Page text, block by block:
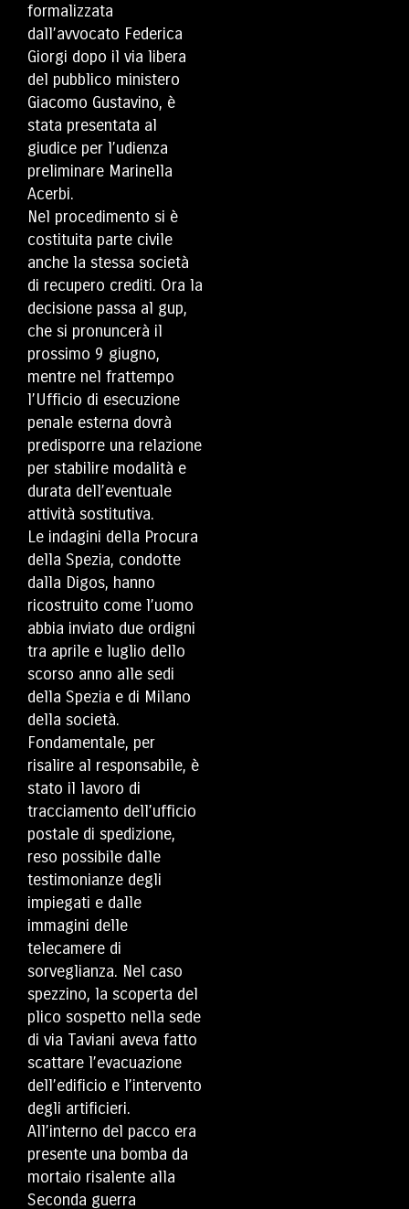
formalizzata
dall’avvocato Federica
Giorgi dopo il via libera
del pubblico ministero
Giacomo Gustavino, è
stata presentata al
giudice per l’udienza
preliminare Marinella
Acerbi.
Nel procedimento si è
costituita parte civile
anche la stessa società
di recupero crediti. Ora la
decisione passa al gup,
che si pronuncerà il
prossimo 9 giugno,
mentre nel frattempo
l’Ufficio di esecuzione
penale esterna dovrà
predisporre una relazione
per stabilire modalità e
durata dell’eventuale
attività sostitutiva.
Le indagini della Procura
della Spezia, condotte
dalla Digos, hanno
ricostruito come l’uomo
abbia inviato due ordigni
tra aprile e luglio dello
scorso anno alle sedi
della Spezia e di Milano
della società.
Fondamentale, per
risalire al responsabile, è
stato il lavoro di
tracciamento dell’ufficio
postale di spedizione,
reso possibile dalle
testimonianze degli
impiegati e dalle
immagini delle
telecamere di
sorveglianza. Nel caso
spezzino, la scoperta del
plico sospetto nella sede
di via Taviani aveva fatto
scattare l’evacuazione
dell’edificio e l’intervento
degli artificieri.
All’interno del pacco era
presente una bomba da
mortaio risalente alla
Seconda guerra